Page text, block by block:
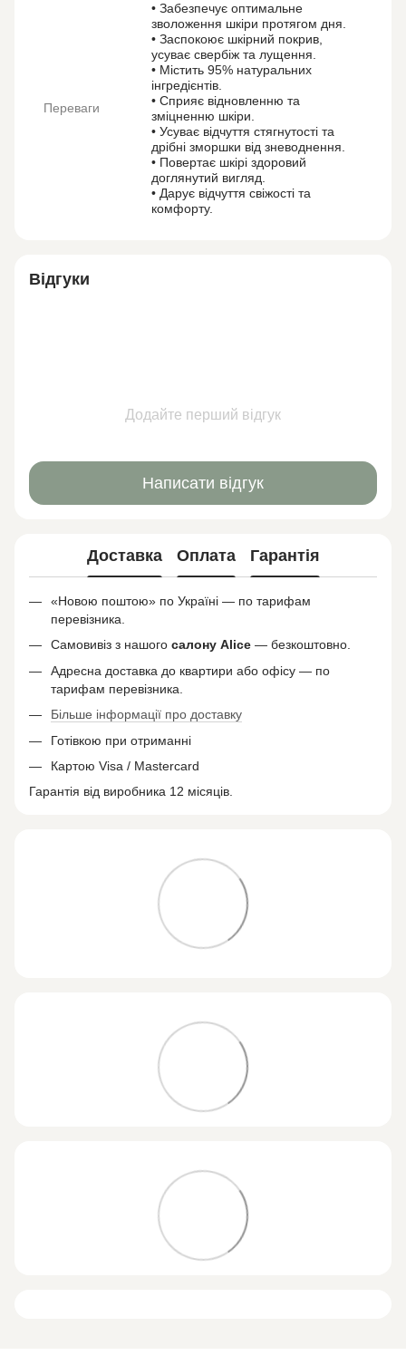
Переваги
• Забезпечує оптимальне
зволоження шкіри протягом дня.
• Заспокоює шкірний покрив,
усуває свербіж та лущення.
• Містить 95% натуральних
інгредієнтів.
• Сприяє відновленню та
зміцненню шкіри.
• Усуває відчуття стягнутості та
дрібні зморшки від зневоднення.
• Повертає шкірі здоровий
доглянутий вигляд.
• Дарує відчуття свіжості та
комфорту.
Відгуки
Додайте перший відгук
Написати відгук
Доставка Оплата Гарантія
«Новою поштою» по Україні — по тарифам
перевізника.
Самовивіз з нашого салону Alice — безкоштовно.
Адресна доставка до квартири або офісу — по
тарифам перевізника.
Більше інформації про доставку
Готівкою при отриманні
Картою Visa / Mastercard
Гарантія від виробника 12 місяців.